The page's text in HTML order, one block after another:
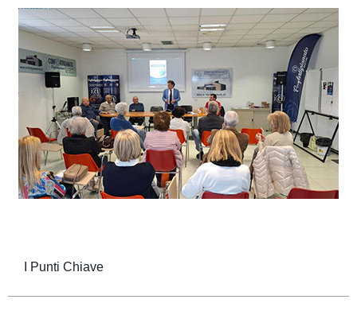
I Punti Chiave